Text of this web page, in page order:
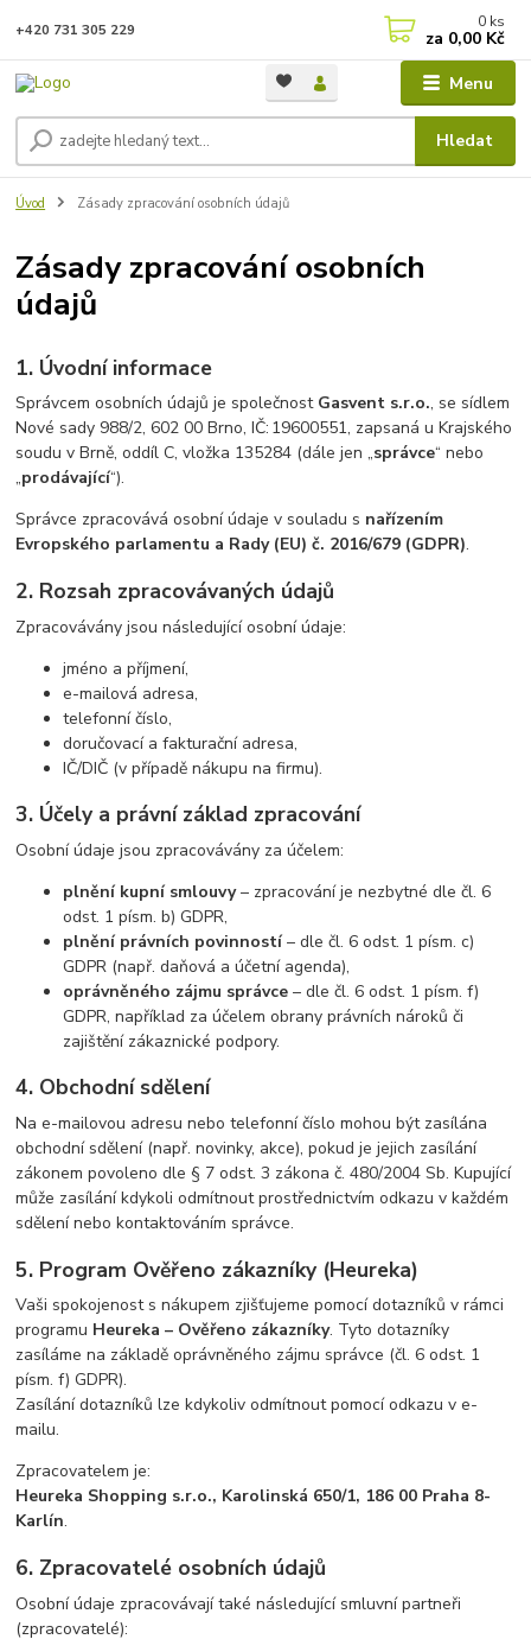
Menu
Hledat
+420 731 305 229 0 ks
za 0,00 Kč
Úvod Zásady zpracování osobních údajů
Zásady zpracování osobních
údajů
1. Úvodní informace
Správcem osobních údajů je společnost Gasvent s.r.o., se sídlem
Nové sady 988/2, 602 00 Brno, IČ: 19600551, zapsaná u Krajského
soudu v Brně, oddíl C, vložka 135284 (dále jen „správce“ nebo
„prodávající“).
Správce zpracovává osobní údaje v souladu s nařízením
Evropského parlamentu a Rady (EU) č. 2016/679 (GDPR).
2. Rozsah zpracovávaných údajů
Zpracovávány jsou následující osobní údaje:
jméno a příjmení,
e-mailová adresa,
telefonní číslo,
doručovací a fakturační adresa,
IČ/DIČ (v případě nákupu na firmu).
3. Účely a právní základ zpracování
Osobní údaje jsou zpracovávány za účelem:
plnění kupní smlouvy– zpracování je nezbytné dle čl. 6
odst. 1 písm. b) GDPR,
plnění právních povinností– dle čl. 6 odst. 1 písm. c)
GDPR (např. daňová a účetní agenda),
oprávněného zájmu správce – dle čl. 6 odst. 1 písm. f)
GDPR, například za účelem obrany právních nároků či
zajištění zákaznické podpory.
4. Obchodní sdělení
Na e-mailovou adresu nebo telefonní číslo mohou být zasílána
obchodní sdělení (např. novinky, akce), pokud je jejich zasílání
zákonem povoleno dle § 7 odst. 3 zákona č. 480/2004 Sb. Kupující
může zasílání kdykoli odmítnout prostřednictvím odkazu v každém
sdělení nebo kontaktováním správce.
5. Program Ověřeno zákazníky (Heureka)
Vaši spokojenost s nákupem zjišťujeme pomocí dotazníků v rámci
programu Heureka – Ověřeno zákazníky. Tyto dotazníky
zasíláme na základě oprávněného zájmu správce (čl. 6 odst. 1
písm. f) GDPR).
Zasílání dotazníků lze kdykoliv odmítnout pomocí odkazu v e-
mailu.
Zpracovatelem je:
Heureka Shopping s.r.o., Karolinská 650/1, 186 00 Praha 8-
Karlín.
6. Zpracovatelé osobních údajů
Osobní údaje zpracovávají také následující smluvní partneři
(zpracovatelé):